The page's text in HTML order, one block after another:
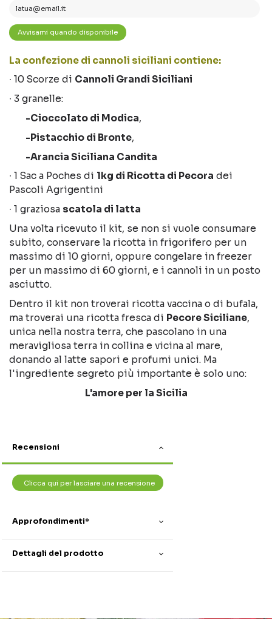
La confezione di cannoli siciliani contiene:
∙ 10 Scorze di Cannoli Grandi Siciliani
∙ 3 granelle:
-Cioccolato di Modica,
-Pistacchio di Bronte,
-Arancia Siciliana Candita
∙ 1 Sac a Poches di 1kg di Ricotta di Pecora dei
Pascoli Agrigentini
∙ 1 graziosa scatola di latta
Una volta ricevuto il kit, se non si vuole consumare
subito, conservare la ricotta in frigorifero per un
massimo di 10 giorni, oppure congelare in freezer
per un massimo di 60 giorni, e i cannoli in un posto
asciutto.
Dentro il kit non troverai ricotta vaccina o di bufala,
ma troverai una ricotta fresca di Pecore Siciliane,
unica nella nostra terra, che pascolano in una
meravigliosa terra in collina e vicina al mare,
donando al latte sapori e profumi unici. Ma
l'ingrediente segreto più importante è solo uno:
L'amore per la Sicilia
Recensioni
Clicca qui per lasciare una recensione
Approfondimenti*
Dettagli del prodotto